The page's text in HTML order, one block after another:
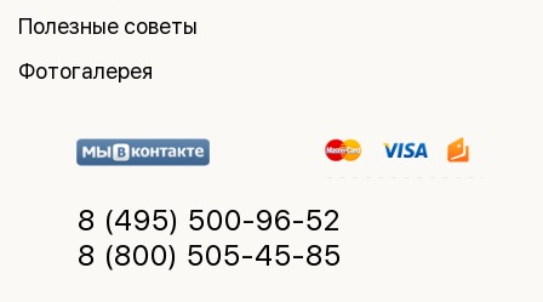
Полезные советы
Фотогалерея
8 (495) 500-96-52
8 (800) 505-45-85